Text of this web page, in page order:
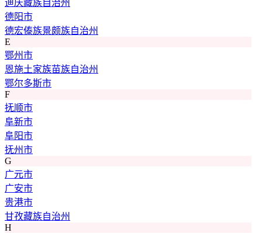
迪庆藏族自治州
德阳市
德宏傣族景颇族自治州
E
鄂州市
恩施土家族苗族自治州
鄂尔多斯市
F
抚顺市
阜新市
阜阳市
抚州市
G
广元市
广安市
贵港市
甘孜藏族自治州
H